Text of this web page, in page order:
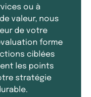
ou à
valeur, nous
de votre
forme
ciblées
les points
stratégie